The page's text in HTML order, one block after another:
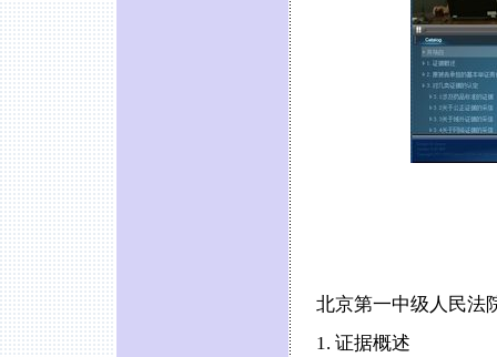
北京第一中级人民法
1. 证据概述